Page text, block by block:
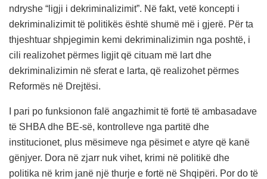
ndryshe “ligji i dekriminalizimit”. Në fakt, vetë koncepti i
dekriminalizimit të politikës është shumë më i gjerë. Për ta
thjeshtuar shpjegimin kemi dekriminalizimin nga poshtë, i
cili realizohet përmes ligjit që cituam më lart dhe
dekriminalizimin në sferat e larta, që realizohet përmes
Reformës në Drejtësi.
I pari po funksionon falë angazhimit të fortë të ambasadave
të SHBA dhe BE-së, kontrolleve nga partitë dhe
institucionet, plus mësimeve nga pësimet e atyre që kanë
gënjyer. Dora në zjarr nuk vihet, krimi në politikë dhe
politika në krim janë një thurje e fortë në Shqipëri. Por do të